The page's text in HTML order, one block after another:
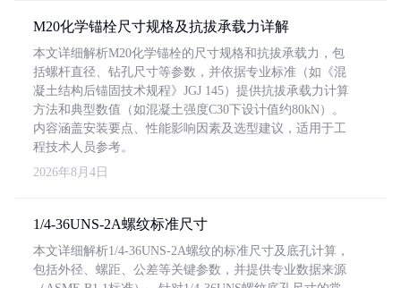
M20化学锚栓尺寸规格及抗拔承载力详解
本文详细解析M20化学锚栓的尺寸规格和抗拔承载力，包
括螺杆直径、钻孔尺寸等参数，并依据专业标准（如《混
凝土结构后锚固技术规程》JGJ 145）提供抗拔承载力计算
方法和典型数值（如混凝土强度C30下设计值约80kN）。
内容涵盖安装要点、性能影响因素及选型建议，适用于工
程技术人员参考。
2026年8月4日
1/4-36UNS-2A螺纹标准尺寸
本文详细解析1/4-36UNS-2A螺纹的标准尺寸及底孔计算，
包括外径、螺距、公差等关键参数，并提供专业数据来源